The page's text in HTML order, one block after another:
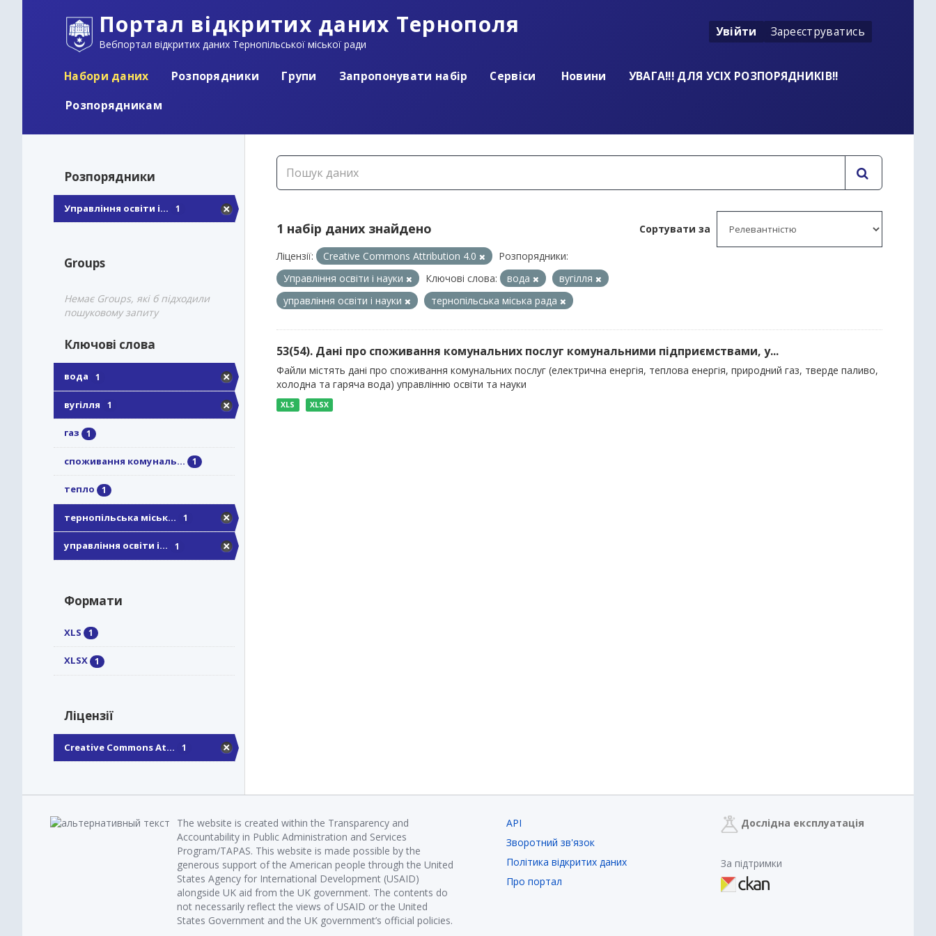
Портал відкритих даних Тернополя
Вебпортал відкритих даних Тернопільської міської ради
Увійти Зареєструватись
Набори даних Розпорядники Групи Запропонувати набір Сервіси Новини
УВАГА!!! ДЛЯ УСІХ РОЗПОРЯДНИКІВ!!
Розпорядникам
Розпорядники
Управління освіти і... 1
Groups
Немає Groups, які б підходили
пошуковому запиту
Ключові слова
вода 1
вугілля 1
газ 1
споживання комуналь... 1
тепло 1
тернопільська міськ... 1
управління освіти і... 1
Формати
XLS 1
XLSX 1
Ліцензії
Creative Commons At... 1
Сортувати за
1 набір даних знайдено
Ліцензії: Creative Commons Attribution 4.0
Розпорядники:
Управління освіти і науки
Ключові слова: вода
вугілля
управління освіти і науки
тернопільська міська рада
53(54). Дані про споживання комунальних послуг комунальними підприємствами, у...
Файли містять дані про споживання комунальних послуг (електрична енергія, теплова енергія, природний газ, тверде паливо,
холодна та гаряча вода) управлінню освіти та науки
XLS XLSX
The website is created within the Transparency and
Accountability in Public Administration and Services
Program/TAPAS. This website is made possible by the
generous support of the American people through the United
States Agency for International Development (USAID)
alongside UK aid from the UK government. The contents do
not necessarily reflect the views of USAID or the United
States Government and the UK government’s official policies.
API
Зворотний зв'язок
Політика відкритих даних
Про портал
Дослідна експлуатація
За підтримки